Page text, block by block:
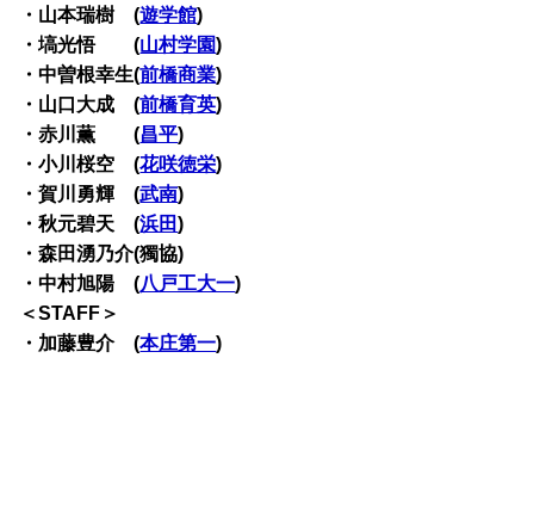
・山本瑞樹 (遊学館)
・塙光悟 (山村学園)
・中曽根幸生(前橋商業)
・山口大成 (前橋育英)
・赤川薫 (昌平)
・小川桜空 (花咲徳栄)
・賀川勇輝 (武南)
・秋元碧天 (浜田)
・森田湧乃介(獨協)
・中村旭陽 (八戸工大一)
＜STAFF＞
・加藤豊介 (本庄第一)